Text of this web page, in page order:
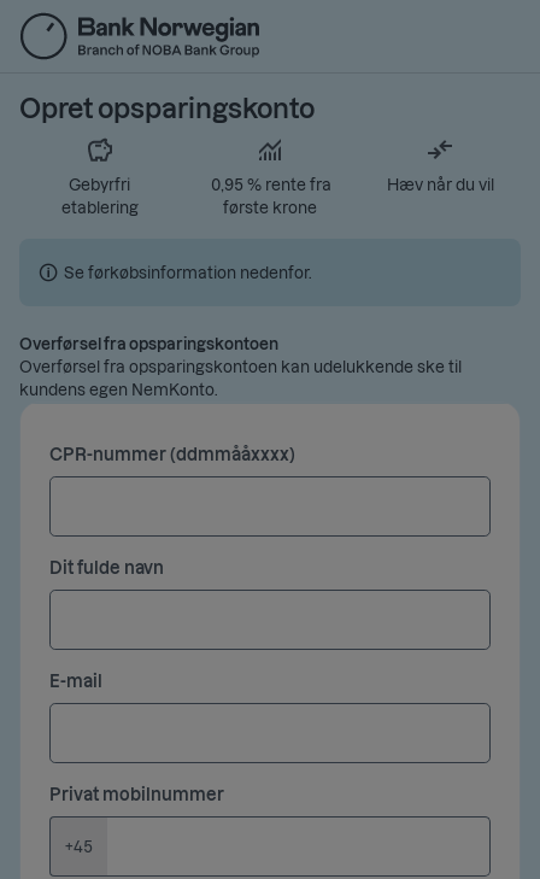
Gå
til
hovedindhold
Opret opsparingskonto
Gebyrfri
etablering
0,95 % rente fra
første krone
Hæv når du vil
🛈 Se førkøbsinformation nedenfor.
Overførsel fra opsparingskontoen
Overførsel fra opsparingskontoen kan udelukkende ske til
kundens egen NemKonto.
CPR-nummer (ddmmååxxxx)
Dit fulde navn
E-mail
Privat mobilnummer
+45